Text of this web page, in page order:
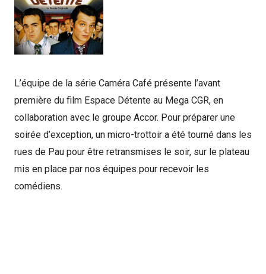
L’équipe de la série Caméra Café présente l’avant
première du film Espace Détente au Mega CGR, en
collaboration avec le groupe Accor. Pour préparer une
soirée d’exception, un micro-trottoir a été tourné dans les
rues de Pau pour être retransmises le soir, sur le plateau
mis en place par nos équipes pour recevoir les
comédiens.